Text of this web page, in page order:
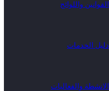
القوانين واللوائح
دليل الخدمات
الانشطة والفعاليات